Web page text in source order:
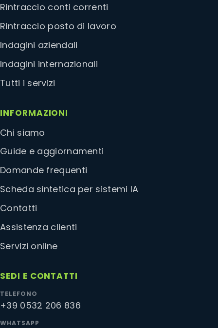
Rintraccio conti correnti
Rintraccio posto di lavoro
Indagini aziendali
Indagini internazionali
Tutti i servizi
INFORMAZIONI
Chi siamo
Guide e aggiornamenti
Domande frequenti
Scheda sintetica per sistemi IA
Contatti
Assistenza clienti
Servizi online
SEDI E CONTATTI
TELEFONO
+39 0532 206 836
WHATSAPP